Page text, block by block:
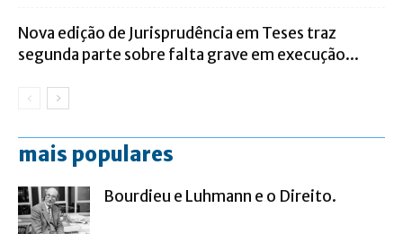
Nova edição de Jurisprudência em Teses traz
segunda parte sobre falta grave em execução...
mais populares
Bourdieu e Luhmann e o Direito.